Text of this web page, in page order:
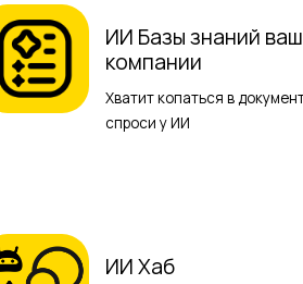
ИИ Базы знаний
компании
Хватит копаться в
спроси у ИИ
ИИ Хаб